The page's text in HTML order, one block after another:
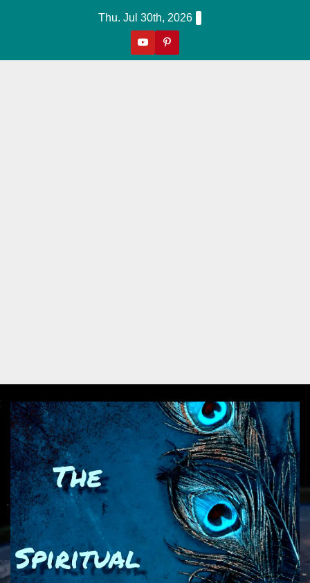
Thu. Jul 30th, 2026